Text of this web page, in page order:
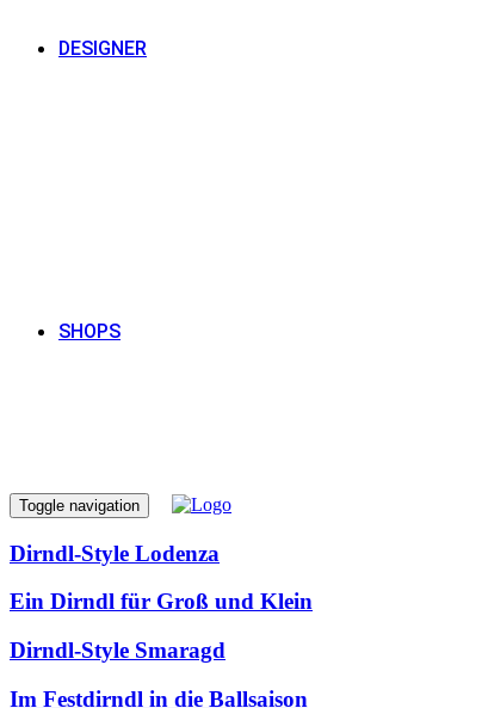
DESIGNER
SHOPS
Toggle navigation
Dirndl-Style Lodenza
Ein Dirndl für Groß und Klein
Dirndl-Style Smaragd
Im Festdirndl in die Ballsaison